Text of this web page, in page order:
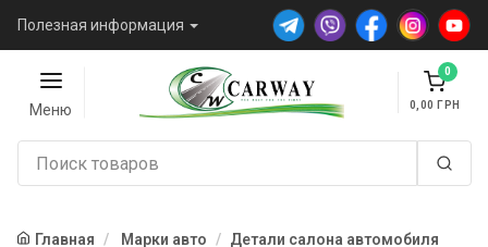
Полезная информация
Меню
0
0,00
Главная Марки авто
Детали салона автомобиля